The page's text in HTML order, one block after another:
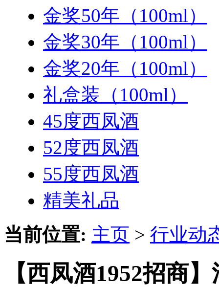
金奖50年（100ml）
金奖30年（100ml）
金奖20年（100ml）
礼盒装（100ml）
45度西凤酒
52度西凤酒
55度西凤酒
精美礼品
当前位置: 主页 > 行业动
【西凤酒1952招商